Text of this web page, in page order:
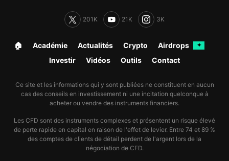
201K 21K 3K
🏠︎ Académie Actualités Crypto Airdrops ✦
Investir Vidéos Outils Contact
Ce site et les informations qui y sont publiées ne constituent en aucun
cas des conseils en investissement ni une incitation quelconque à
acheter ou vendre des instruments financiers.
Les CFD sont des instruments complexes et présentent un risque élevé
de perte rapide en capital en raison de l'effet de levier. Entre 74 et 89 %
des comptes de clients de détail perdent de l'argent lors de la
négociation de CFD.